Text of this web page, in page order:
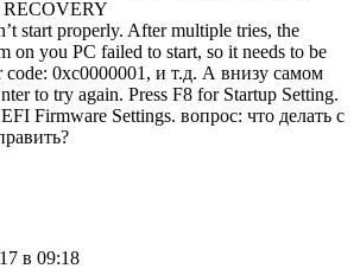
RECOVERY
start properly. After multiple tries, the
on you PC failed to start, so it needs to be
code: 0xc0000001, и т.д. А внизу самом
to try again. Press F8 for Startup Setting.
Firmware Settings. вопрос: что делать с
в 09:18